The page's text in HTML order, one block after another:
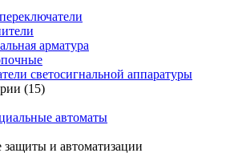
арматура
светосигнальной аппаратуры
(15)
автоматы